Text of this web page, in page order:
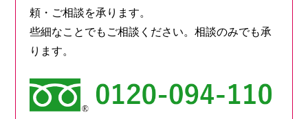
頼・ご相談を承ります。
些細なことでもご相談ください。相談のみでも承
ります。